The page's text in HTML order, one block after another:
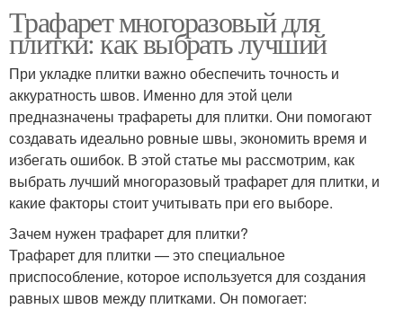
Трафарет многоразовый для
плитки: как выбрать лучший
При укладке плитки важно обеспечить точность и
аккуратность швов. Именно для этой цели
предназначены трафареты для плитки. Они помогают
создавать идеально ровные швы, экономить время и
избегать ошибок. В этой статье мы рассмотрим, как
выбрать лучший многоразовый трафарет для плитки, и
какие факторы стоит учитывать при его выборе.
Зачем нужен трафарет для плитки?
Трафарет для плитки — это специальное
приспособление, которое используется для создания
равных швов между плитками. Он помогает: